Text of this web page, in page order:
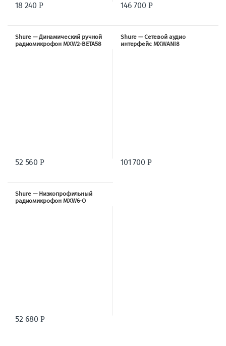
18 240Р 146 700 Р
Shure — Динамический ручной
радиомикрофон MXW2-BETA58
52 560Р
Shure — Сетевой аудио
интерфейс MXWANI8
101 700 Р
Shure — Низкопрофильный
радиомикрофон MXW6-O
52 680Р